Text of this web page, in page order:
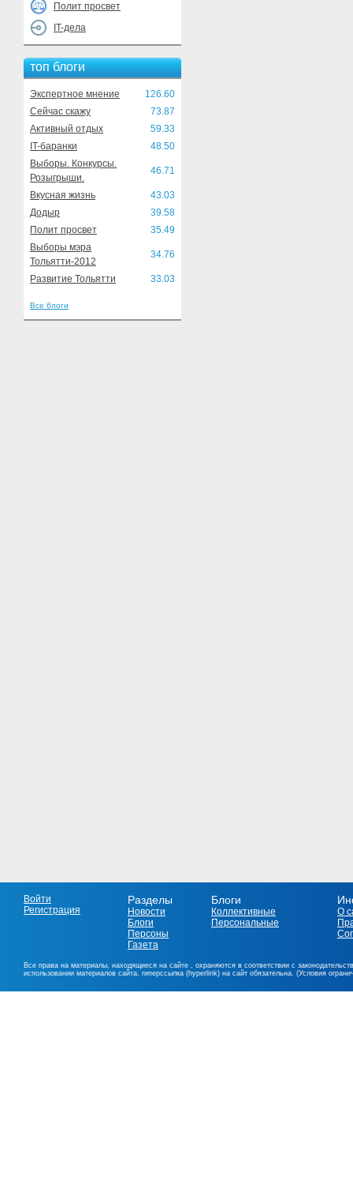
Полит просвет
IT-дела
топ блоги
Экспертное мнение
126.60
Сейчас скажу
73.87
Активный отдых
59.33
IT-баранки
48.50
Выборы. Конкурсы.
Розыгрыши.
46.71
Вкусная жизнь
43.03
Додыр
39.58
Полит просвет
35.49
Выборы мэра
Тольятти-2012
34.76
Развитие Тольятти 33.03
Все блоги
Войти
Регистрация
Разделы
Новости
Блоги
Персоны
Газета
Блоги
Коллективные
Персональные
О
Все права на материалы, находящиеся на сайте , охраняются в соответствии с
использовании материалов сайта, гиперссылка (hyperlink) на сайт обязательна. (Условия